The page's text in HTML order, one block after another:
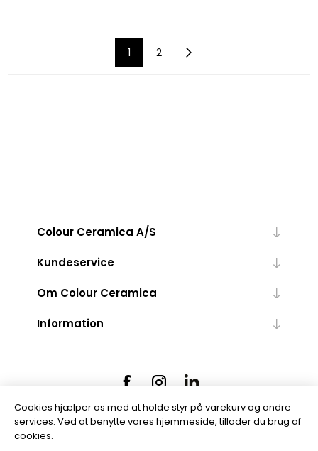
1 2
Colour Ceramica A/S
Kundeservice
Om Colour Ceramica
Information
Cookies hjælper os med at holde styr på varekurv og andre
services. Ved at benytte vores hjemmeside, tillader du brug af
cookies.